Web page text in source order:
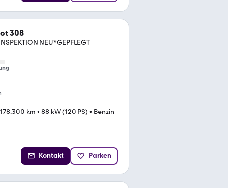
308
NEU*GEPFLEGT
178.300 km • 88 kW (120 PS) • Benzin
Kontakt Parken